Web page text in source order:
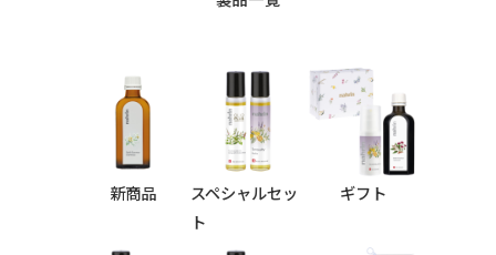
新商品
スペシャルセッ
ト
ギフト